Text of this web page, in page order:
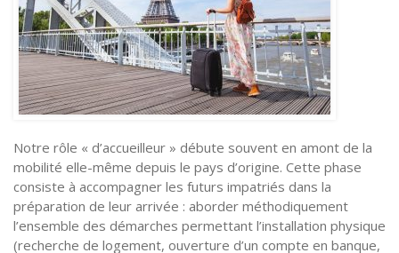
Notre rôle « d’accueilleur » débute souvent en amont de la
mobilité elle-même depuis le pays d’origine. Cette phase
consiste à accompagner les futurs impatriés dans la
préparation de leur arrivée : aborder méthodiquement
l’ensemble des démarches permettant l’installation physique
(recherche de logement, ouverture d’un compte en banque,